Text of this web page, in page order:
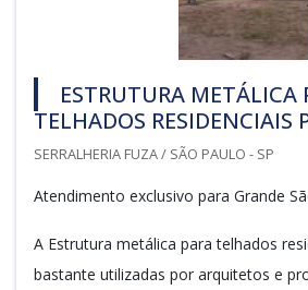
ESTRUTURA METÁLICA
TELHADOS RESIDENCIAIS
SERRALHERIA FUZA / SÃO PAULO - SP
Atendimento exclusivo para Grande
A Estrutura metálica para telhados
bastante utilizadas por arquitetos e